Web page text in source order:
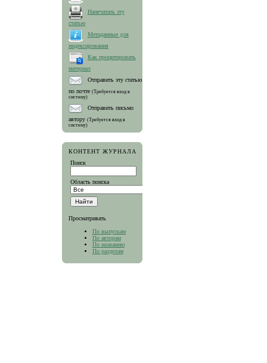
Напечатать эту
статью
Метаданные для
индексирования
Как процитировать
материал
Отправить эту статью
по почте (Требуется вход в
систему)
Отправить письмо
автору (Требуется вход в
систему)
КОНТЕНТ ЖУРНАЛА
Поиск
Область поиска
Просматривать
По выпускам
По авторам
По названию
По разделам